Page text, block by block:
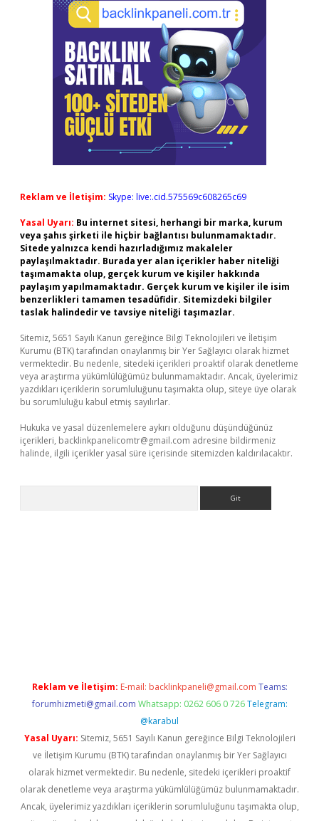
Reklam ve İletişim: Skype: live:.cid.575569c608265c69
Yasal Uyarı: Bu internet sitesi, herhangi bir marka, kurum
veya şahıs şirketi ile hiçbir bağlantısı bulunmamaktadır.
Sitede yalnızca kendi hazırladığımız makaleler
paylaşılmaktadır. Burada yer alan içerikler haber niteliği
taşımamakta olup, gerçek kurum ve kişiler hakkında
paylaşım yapılmamaktadır. Gerçek kurum ve kişiler ile isim
benzerlikleri tamamen tesadüfidir. Sitemizdeki bilgiler
taslak halindedir ve tavsiye niteliği taşımazlar.
Sitemiz, 5651 Sayılı Kanun gereğince Bilgi Teknolojileri ve İletişim
Kurumu (BTK) tarafından onaylanmış bir Yer Sağlayıcı olarak hizmet
vermektedir. Bu nedenle, sitedeki içerikleri proaktif olarak denetleme
veya araştırma yükümlülüğümüz bulunmamaktadır. Ancak, üyelerimiz
yazdıkları içeriklerin sorumluluğunu taşımakta olup, siteye üye olarak
bu sorumluluğu kabul etmiş sayılırlar.
Hukuka ve yasal düzenlemelere aykırı olduğunu düşündüğünüz
içerikleri, backlinkpanelicomtr@gmail.com adresine bildirmeniz
halinde, ilgili içerikler yasal süre içerisinde sitemizden kaldırılacaktır.
Reklam ve İletişim: E-mail: backlinkpaneli@gmail.com Teams:
forumhizmeti@gmail.com Whatsapp: 0262 606 0 726 Telegram:
@karabul
Yasal Uyarı: Sitemiz, 5651 Sayılı Kanun gereğince Bilgi Teknolojileri
ve İletişim Kurumu (BTK) tarafından onaylanmış bir Yer Sağlayıcı
olarak hizmet vermektedir. Bu nedenle, sitedeki içerikleri proaktif
olarak denetleme veya araştırma yükümlülüğümüz bulunmamaktadır.
Ancak, üyelerimiz yazdıkları içeriklerin sorumluluğunu taşımakta olup,